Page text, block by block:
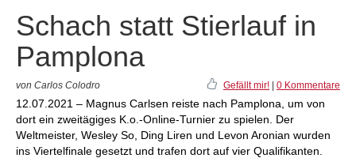
Schach statt Stierlauf in
Pamplona
von Carlos Colodro Gefällt mir! 0 Kommentare
12.07.2021 – Magnus Carlsen reiste nach Pamplona, um von
dort ein zweitägiges K.o.-Online-Turnier zu spielen. Der
Weltmeister, Wesley So, Ding Liren und Levon Aronian wurden
ins Viertelfinale gesetzt und trafen dort auf vier Qualifikanten.